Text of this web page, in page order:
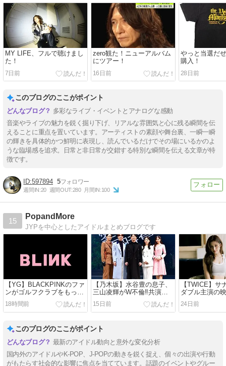
MY LIFE、フルで聴けまし
た！
7日前
zero観た！ニューアルバム
にツアー！
16日前
やっと当選だ
購入！
28日前
このブログのここがポイント
多彩なライブ・イベントとアナログな感動
音楽やライブの魅力を鋭く掘り下げ、リアルな雰囲気と心に残る瞬間を伝
えることに重点を置いています。アーティストの素顔や舞台裏、一瞬一瞬
の輝きを具体的かつ鮮明に表現し、読んでいるだけでその場にいるかのよ
うな臨場感を追求。日常と非日常が交錯する特別な瞬間を伝える文章が特
徴です。
597894 5
週間IN:20 週間OUT:280 月間IN:100
15
PopandMore
JYPを中心としたアイドルまとめブログです
【YG】BLACKPINKのファ
ンがゴルフクラブをもって
事務所を襲撃‼
18時間前
【乃木坂】水谷豊の息子、
三山凌輝がW不倫‼共演し
た久保史緒里と中村麗乃が
心配な件
15日前
【TWICE】サ
ダブル主演の
初挑戦‼
24日前
このブログのここがポイント
最新のアイドル動向と意外な変化分析
国内外のアイドルやK-POP、J-POPの動きを鋭く捉え、個々の出演や行動
がもたらす社会的な影響に焦点を当てています。話題のイベントやグルー